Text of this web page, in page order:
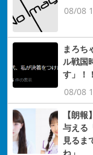
08/08
まろち
ル戦国
す」！
08/08
【朗
与える
見るま